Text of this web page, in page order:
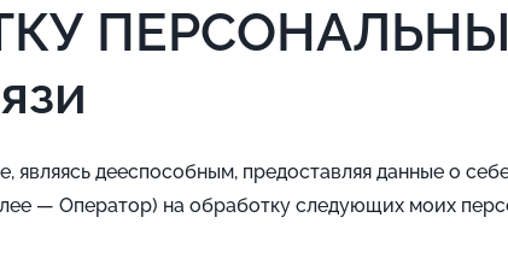
дееспособным, предоставляя данные о
— Оператор) на обработку следующих моих